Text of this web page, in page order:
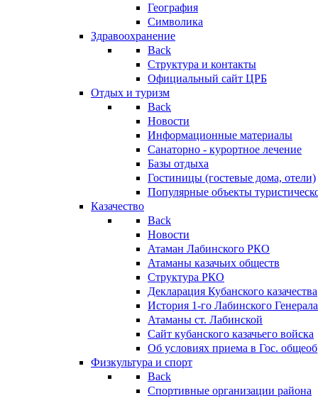
География
Символика
Здравоохранение
Back
Структура и контакты
Официальный сайт ЦРБ
Отдых и туризм
Back
Новости
Информационные материалы
Санаторно - курортное лечение
Базы отдыха
Гостиницы (гостевые дома, отели)
Популярные объекты
Казачество
Back
Новости
Атаман Лабинского РКО
Атаманы казачьих обществ
Структура РКО
Декларация Кубанского казачества
История 1-го Лабинского
Атаманы ст. Лабинской
Cайт кубанского казачьего войска
Об условиях приема в Гос.
Физкультура и спорт
Back
Спортивные организации района